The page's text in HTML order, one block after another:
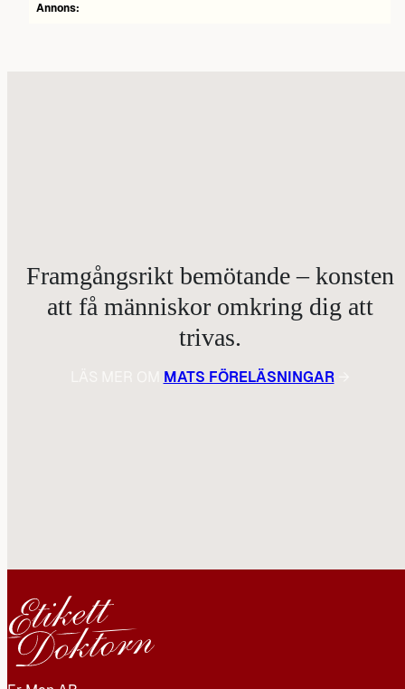
Annons:
Framgångsrikt bemötande – konsten
att få människor omkring dig att
trivas.
MATS FÖRELÄSNINGAR→